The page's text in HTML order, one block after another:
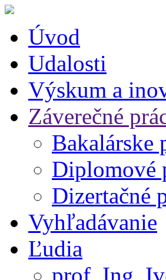
Úvod
Udalosti
Výskum a
Záverečné
Bakalárske
Diplomové
Dizertačné
Vyhľadávanie
Ľudia